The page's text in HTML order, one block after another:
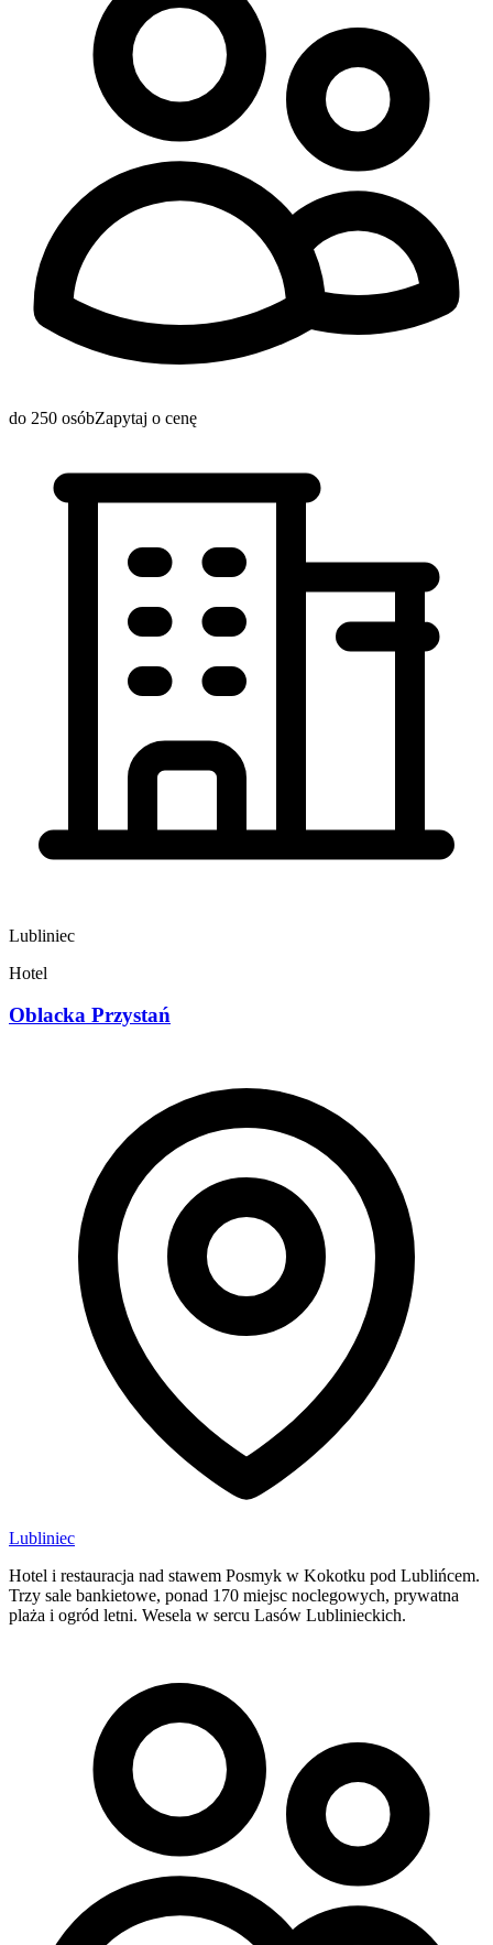
do 250 osóbZapytaj o cenę
Lubliniec
Hotel
Oblacka Przystań
Lubliniec
Hotel i restauracja nad stawem Posmyk w Kokotku pod Lublińcem.
Trzy sale bankietowe, ponad 170 miejsc noclegowych, prywatna
plaża i ogród letni. Wesela w sercu Lasów Lublinieckich.